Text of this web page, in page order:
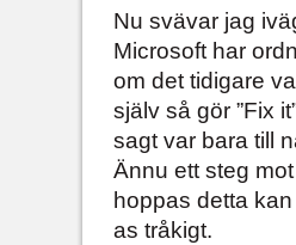
Nu svävar jag
Microsoft har
om det tidigare
själv så gör ”Fix
sagt var bara till
Ännu ett steg
hoppas detta
as tråkigt.